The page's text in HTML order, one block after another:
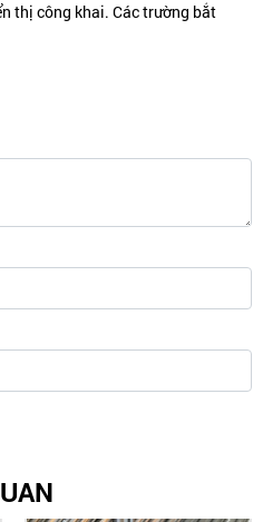
thị công khai. Các trường bắt